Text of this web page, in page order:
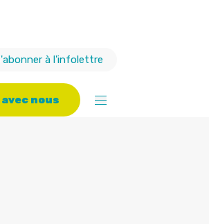
à l'infolettre
avec nous